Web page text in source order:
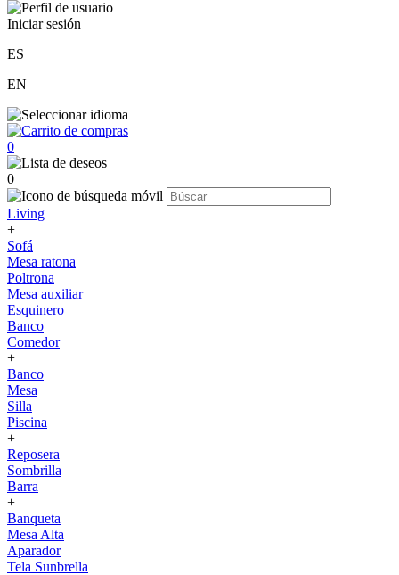
Iniciar sesión
ES
EN
0
0
Living
+
Sofá
Mesa ratona
Poltrona
Mesa auxiliar
Esquinero
Banco
Comedor
+
Banco
Mesa
Silla
Piscina
+
Reposera
Sombrilla
Barra
+
Banqueta
Mesa Alta
Aparador
Tela Sunbrella